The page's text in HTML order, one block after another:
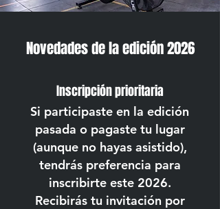
Novedades de la edición 2026
Inscripción prioritaria
Si participaste en la edición
pasada o pagaste tu lugar
(aunque no hayas asistido),
tendrás preferencia para
inscribirte este 2026.
Recibirás tu invitación por